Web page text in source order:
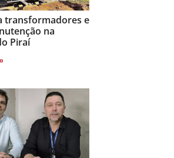
transformadores e
na
Piraí